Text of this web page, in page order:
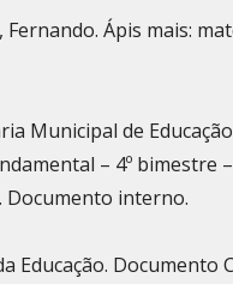
Ápis mais:
Municipal de
– 4º bimestre –
Documento interno.
Educação. Documento